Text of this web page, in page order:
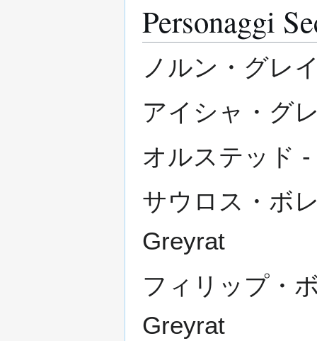
Personaggi
ノルン・グレ
アイシャ・グ
オルステッド -
サウロス・ボ
Greyrat
フィリップ・
Greyrat